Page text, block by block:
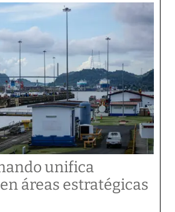
unifica
áreas estratégicas